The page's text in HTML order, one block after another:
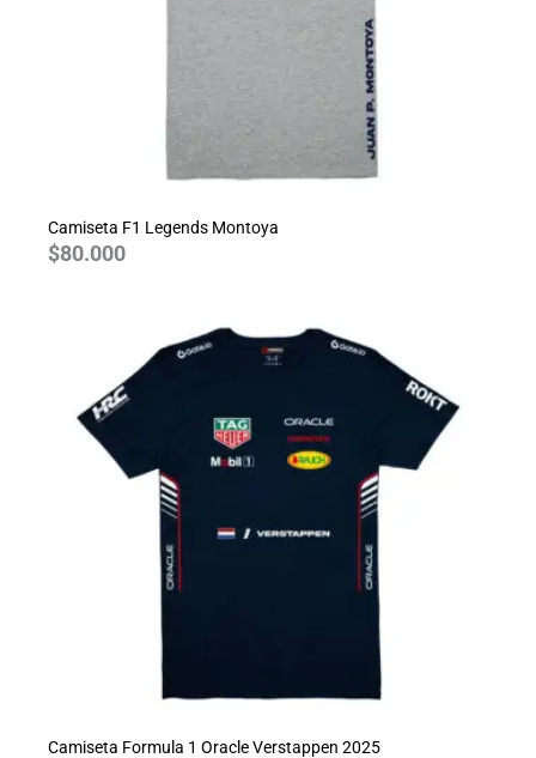
Camiseta F1 Legends Montoya
$80.000
Camiseta Formula 1 Oracle Verstappen 2025